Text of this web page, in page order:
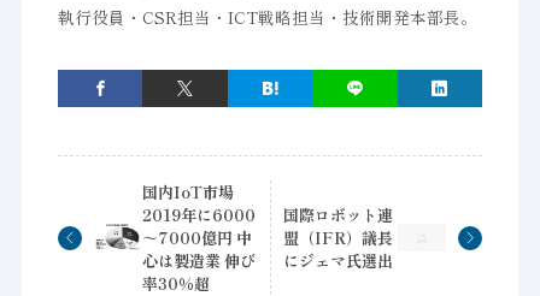
執行役員・CSR担当・ICT戦略担当・技術開発本部長。
国内IoT市場
2019年に6000
～7000億円 中
心は製造業 伸び
率30％超
国際ロボット連
盟（IFR）議長
にジェマ氏選出